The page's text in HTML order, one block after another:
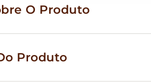
O Produto
Produto